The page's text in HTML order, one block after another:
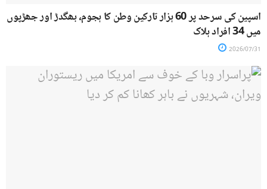
اسپین کی سرحد پر 60 ہزار تارکین وطن کا ہجوم، بھگدڑ اور جھڑپوں
میں 34 افراد ہلاک
2026/07/31